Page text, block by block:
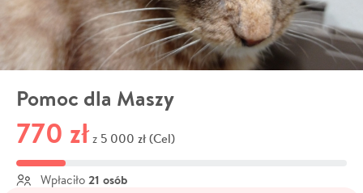
Pomoc dla Maszy
770 zł z 5 000 zł (Cel)
Wpłaciło 21 osób